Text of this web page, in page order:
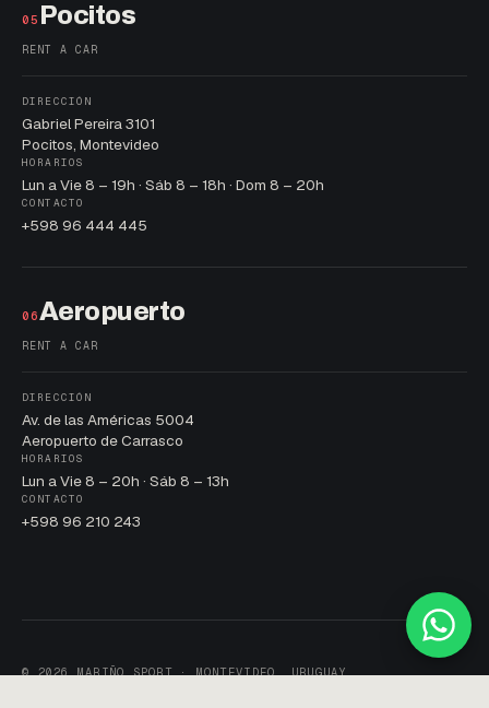
05 Pocitos
RENT A CAR
DIRECCIÓN
Gabriel Pereira 3101
Pocitos, Montevideo
HORARIOS
Lun a Vie 8 – 19h · Sáb 8 – 18h · Dom 8 – 20h
CONTACTO
+598 96 444 445
06Aeropuerto
RENT A CAR
DIRECCIÓN
Av. de las Américas 5004
Aeropuerto de Carrasco
HORARIOS
Lun a Vie 8 – 20h · Sáb 8 – 13h
CONTACTO
+598 96 210 243
© 2026 MARIÑO SPORT · MONTEVIDEO, URUGUAY